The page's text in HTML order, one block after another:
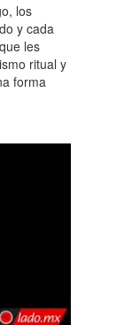
los
y cada
les
ritual y
forma